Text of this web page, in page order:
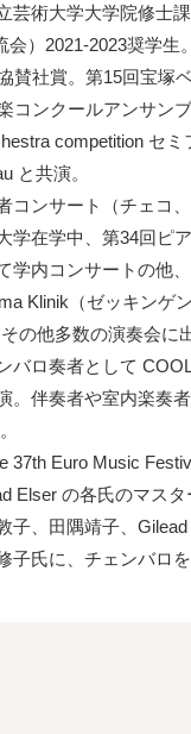
芸術大学大学院修士
）2021-2023奨学生。
賛社賞。第15回宝塚
コンクールアンサン
competition セ
と共演。
コンサート（チェコ
学在学中、第34回ピ
内コンサートの他
Klinik（ゼッキンゲ
の他多数の演奏会に出
バロ奏者として
。伴奏者や室内楽奏
37th Euro Music
Elser の各氏のマスタ
子、田隅靖子、
氏に、チェンバロ